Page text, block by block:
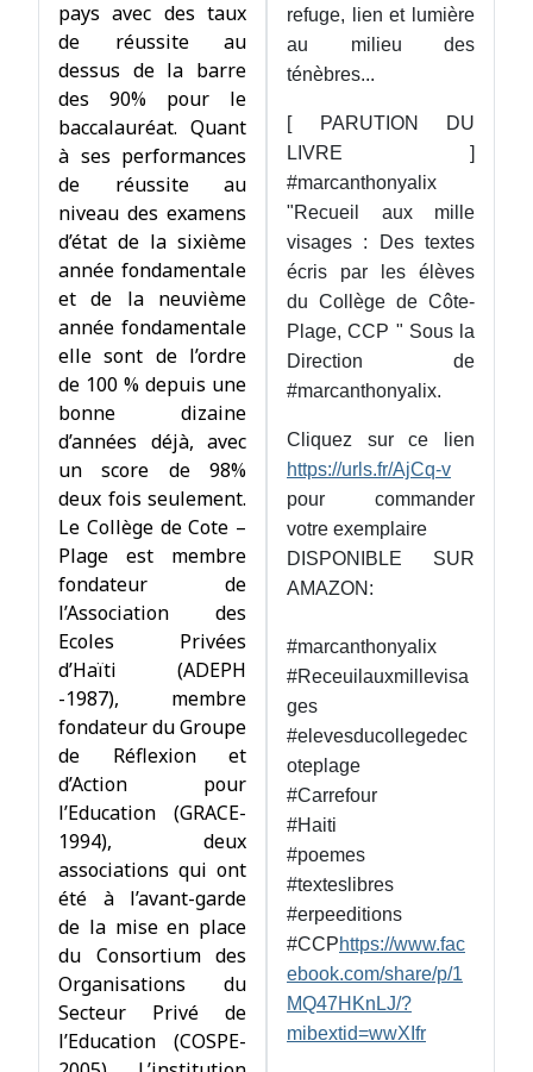
pays avec des taux
de réussite au
dessus de la barre
des 90% pour le
baccalauréat. Quant
à ses performances
de réussite au
niveau des examens
d’état de la sixième
année fondamentale
et de la neuvième
année fondamentale
elle sont de l’ordre
de 100 % depuis une
bonne dizaine
d’années déjà, avec
un score de 98%
deux fois seulement.
Le Collège de Cote –
Plage est membre
fondateur de
l’Association des
Ecoles Privées
d’Haïti (ADEPH
-1987), membre
fondateur du Groupe
de Réflexion et
d’Action pour
l’Education (GRACE-
1994), deux
associations qui ont
été à l’avant-garde
de la mise en place
du Consortium des
Organisations du
Secteur Privé de
l’Education (COSPE-
refuge, lien et lumière
au milieu des
ténèbres...
[ PARUTION DU
LIVRE ]
#marcanthonyalix
"Recueil aux mille
visages : Des textes
écris par les élèves
du Collège de Côte-
Plage, CCP " Sous la
Direction de
#marcanthonyalix.
Cliquez sur ce lien
https://urls.fr/AjCq-v
pour commander
votre exemplaire
DISPONIBLE SUR
AMAZON:
#marcanthonyalix
#Receuilauxmillevisa
ges
#elevesducollegedec
oteplage
#Carrefour
#Haiti
#poemes
#texteslibres
#erpeeditions
#CCPhttps://www.fac
ebook.com/share/p/1
MQ47HKnLJ/?
mibextid=wwXIfr